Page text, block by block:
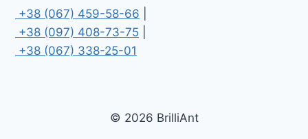
+38 (067) 459-58-66
+38 (097) 408-73-75
+38 (067) 338-25-01
© 2026 BrilliAnt